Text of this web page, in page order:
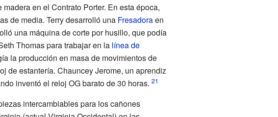
en el Contrato Porter. En esta época,
de media. Terry desarrolló una Fresadoraen
una máquina de corte por husillo, que podía
Thomas para trabajar en la línea de
la producción en masa de movimientos de
de estantería. Chauncey Jerome, un aprendiz
inventó el reloj OG barato de 30 horas.
intercambiables para los cañones